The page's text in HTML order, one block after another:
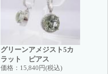
グリーンアメジスト5カ
ラット ピアス
価格： 15,840円(税込)